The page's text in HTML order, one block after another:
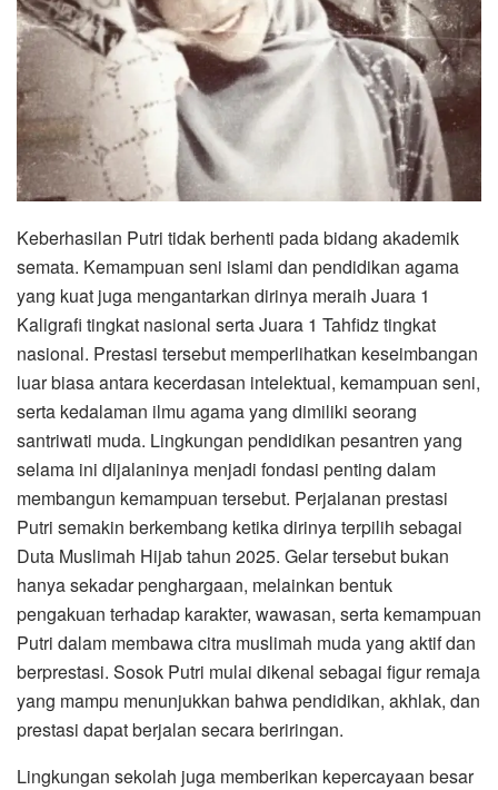
Keberhasilan Putri tidak berhenti pada bidang akademik
semata. Kemampuan seni islami dan pendidikan agama
yang kuat juga mengantarkan dirinya meraih Juara 1
Kaligrafi tingkat nasional serta Juara 1 Tahfidz tingkat
nasional. Prestasi tersebut memperlihatkan keseimbangan
luar biasa antara kecerdasan intelektual, kemampuan seni,
serta kedalaman ilmu agama yang dimiliki seorang
santriwati muda. Lingkungan pendidikan pesantren yang
selama ini dijalaninya menjadi fondasi penting dalam
membangun kemampuan tersebut. Perjalanan prestasi
Putri semakin berkembang ketika dirinya terpilih sebagai
Duta Muslimah Hijab tahun 2025. Gelar tersebut bukan
hanya sekadar penghargaan, melainkan bentuk
pengakuan terhadap karakter, wawasan, serta kemampuan
Putri dalam membawa citra muslimah muda yang aktif dan
berprestasi. Sosok Putri mulai dikenal sebagai figur remaja
yang mampu menunjukkan bahwa pendidikan, akhlak, dan
prestasi dapat berjalan secara beriringan.
Lingkungan sekolah juga memberikan kepercayaan besar